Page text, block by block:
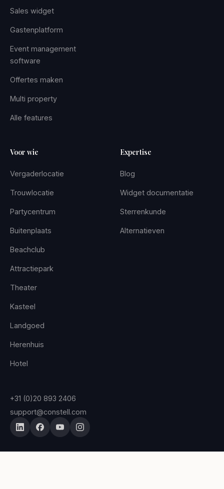
Sales widget
Gastenplatform
Event management
software
Offertes maken
Multi property
Alle features
Voor wie
Vergaderlocatie
Trouwlocatie
Partycentrum
Buitenplaats
Beachclub
Attractiepark
Theater
Kasteel
Landgoed
Herenhuis
Hotel
Expertise
Blog
Widget documentatie
Sterrenkunde
Alternatieven
+31 (0)20 893 2406
support@constell.com